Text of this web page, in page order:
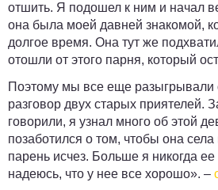
отшить. Я подошел к ним и начал
она была моей давней знакомой,
долгое время. Она тут же
отошли от этого парня, который
Поэтому мы все еще разыгрывали
разговор двух старых приятелей.
говорили, я узнал много об этой
позаботился о том, чтобы она села
парень исчез. Больше я никогда
надеюсь, что у нее все хорошо». –